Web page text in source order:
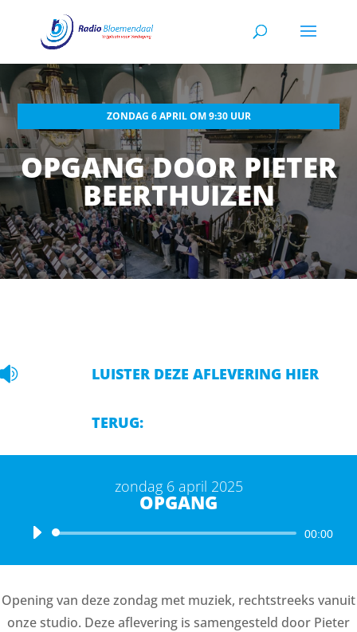
ZONDAG 6 APRIL OM 9:30 UUR
OPGANG DOOR PIETER
BEERTHUIZEN
 LUISTER DEZE AFLEVERING HIER
TERUG:
zondag 6 april 2025
OPGANG
Audiospeler 00:00
Opening van deze zondag met muziek, rechtstreeks vanuit
onze studio. Deze aflevering is samengesteld door Pieter